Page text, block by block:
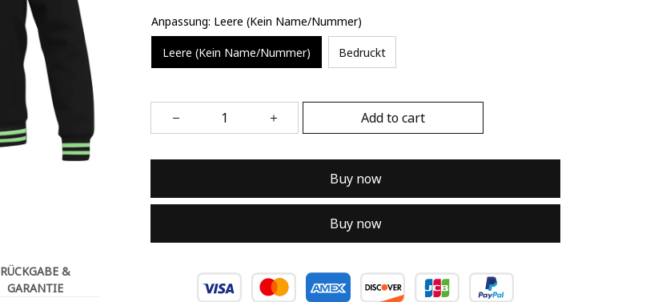
RÜCKGABE &
GARANTIE
Anpassung: Leere (Kein Name/Nummer)
Leere (Kein Name/Nummer) Bedruckt
Add to cart
Buy now
Buy now